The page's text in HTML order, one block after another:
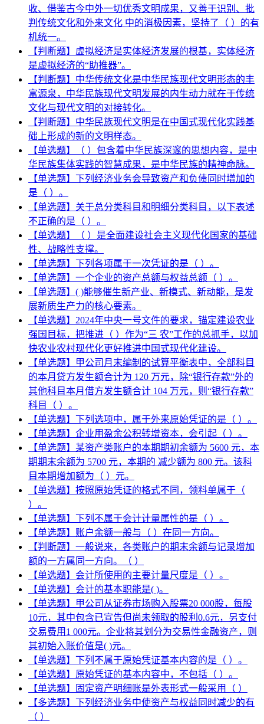
收、借鉴古今中外一切优秀文明成果，又善于识别、批
判传统文化和外来文化 中的消极因素，坚持了（ ）的有
机统一。
【判断题】虚拟经济是实体经济发展的根基，实体经济
是虚拟经济的“助推器”。
【判断题】中华传统文化是中华民族现代文明形态的丰
富源泉，中华民族现代文明发展的内生动力就在于传统
文化与现代文明的对接转化。
【判断题】中华民族现代文明是在中国式现代化实践基
础上形成的新的文明样态。
【单选题】（ ）包含着中华民族深邃的思想内容，是中
华民族集体实践的智慧成果，是中华民族的精神命脉。
【单选题】下列经济业务会导致资产和负债同时增加的
是（ ）。
【单选题】关于总分类科目和明细分类科目，以下表述
不正确的是（ ）。
【单选题】（ ）是全面建设社会主义现代化国家的基础
性、战略性支撑。
【单选题】下列各项属于一次凭证的是（ ）。
【单选题】一个企业的资产总额与权益总额（ ）。
【单选题】( )能够催生新产业、新模式、新动能，是发
展新质生产力的核心要素。
【单选题】2024年中央一号文件的要求，锚定建设农业
强国目标，把推进（ ）作为“三 农”工作的总抓手，以加
快农业农村现代化更好推进中国式现代化建设。
【单选题】甲公司月末编制的试算平衡表中，全部科目
的本月贷方发生额合计为 120 万元，除“银行存款”外的
其他科目本月借方发生额合计 104 万元，则“银行存款”
科目（ ）。
【单选题】下列选项中，属于外来原始凭证的是（ ）。
【单选题】企业用盈余公积转增资本，会引起（ ）。
【单选题】某资产类账户的本期期初余额为 5600 元，本
期期末余额为 5700 元，本期的 减少额为 800 元。该科
目本期增加额为（ ）元。
【单选题】按照原始凭证的格式不同，领料单属于（
）。
【单选题】下列不属于会计计量属性的是（ ）。
【单选题】账户余额一般与（ ）在同一方向。
【判断题】一般说来，各类账户的期末余额与记录增加
额的一方属同一方向。（ ）
【单选题】会计所使用的主要计量尺度是（ ）。
【单选题】会计的基本职能是( )。
【单选题】甲公司从证券市场购入股票20 000股，每股
10元，其中包含已宣告但尚未领取的股利0.6元，另支付
交易费用1 000元。企业将其划分为交易性金融资产，则
其初始入账价值是( )元。
【单选题】下列不属于原始凭证基本内容的是（ ）。
【单选题】原始凭证的基本内容中，不包括（ ）。
【单选题】固定资产明细账是外表形式一般采用（ ）
【多选题】下列经济业务中使资产与权益同时减少的有
（ ）